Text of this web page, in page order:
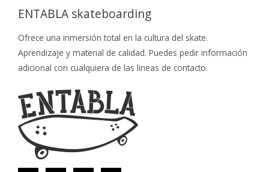
ENTABLA skateboarding
Ofrece una inmersión total en la cultura del skate.
Aprendizaje y material de calidad. Puedes pedir información
adicional con cualquiera de las lineas de contacto.